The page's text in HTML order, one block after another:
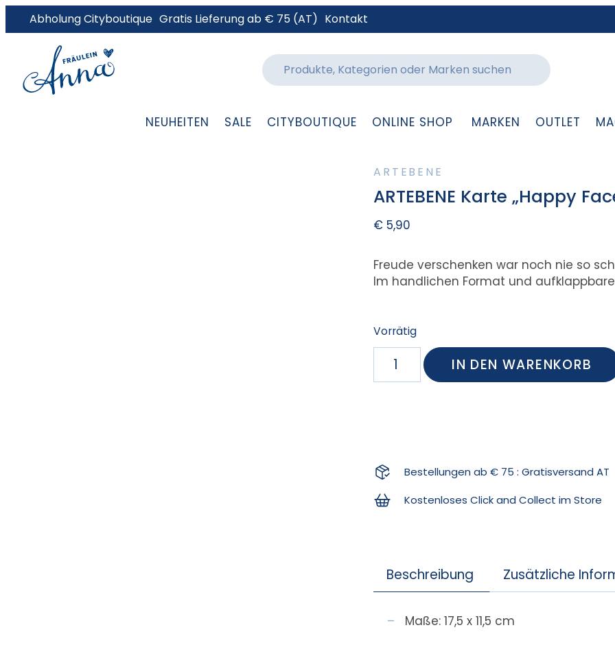
Abholung Cityboutique Gratis Lieferung ab € 75 (AT) Kontakt
NEUHEITEN SALE CITYBOUTIQUE ONLINE SHOP MARKEN OUTLET
ARTEBENE
ARTEBENE Karte „Happy
€ 5,90
Freude verschenken war noch nie so
Im handlichen Format und
Vorrätig
IN DEN WARENKORB
Bestellungen ab € 75 : Gratisversand AT
Kostenloses Click and Collect im Store
Beschreibung Zusätzliche
Maße: 17,5 x 11,5 cm